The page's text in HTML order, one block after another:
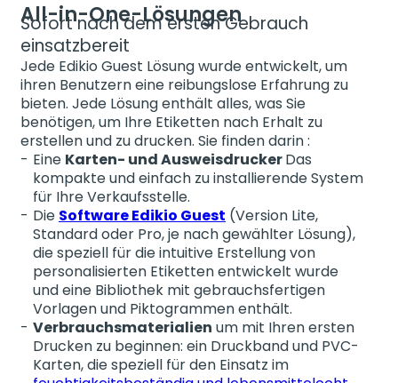
All-in-One-Lösungen
Sofort nach dem ersten Gebrauch
einsatzbereit
Jede Edikio Guest Lösung wurde entwickelt, um
ihren Benutzern eine reibungslose Erfahrung zu
bieten. Jede Lösung enthält alles, was Sie
benötigen, um Ihre Etiketten nach Erhalt zu
erstellen und zu drucken. Sie finden darin :
Eine Karten- und AusweisdruckerDas
kompakte und einfach zu installierende System
für Ihre Verkaufsstelle.
Die Software Edikio Guest (Version Lite,
Standard oder Pro, je nach gewählter Lösung),
die speziell für die intuitive Erstellung von
personalisierten Etiketten entwickelt wurde
und eine Bibliothek mit gebrauchsfertigen
Vorlagen und Piktogrammen enthält.
Verbrauchsmaterialien um mit Ihren ersten
Drucken zu beginnen: ein Druckband und PVC-
Karten, die speziell für den Einsatz im